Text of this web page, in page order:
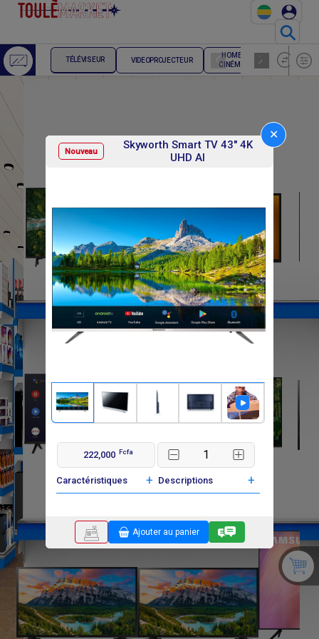
⚲
Nouveau
Skyworth Smart TV 43" 4K
UHD AI
✕
222,000 Fcfa
Caractéristiques + Descriptions +
Ajouter au panier
TÉLÉVISEUR VIDEOPROJECTEUR
HOME
CINÉMA
ENCEINTE
HIFI
215 000F 108 000F